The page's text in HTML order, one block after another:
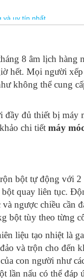
và uy tín nhất
trung thu có mập không
là bao nhiêu
thu cao cấp tại Việt Nam
màu chuẩn không cần
8 âm lịch hàng
hết. Mọi người
không thể cung
đầy đủ thiết bị máy
chi tiết máy
bột tự động với
quay liên tục.
ngược chiều cần
bột tùy theo từng
liệu tạo nhiệt là
và trộn cho đến
con người như
lần nấu có thể đáp